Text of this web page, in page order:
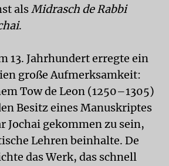
alsMidrasch de Rabbi
.
13. Jahrhundert erregte ein
große Aufmerksamkeit:
Tow de Leon (1250–1305)
Besitz eines Manuskriptes
Jochai gekommen zu sein,
Lehren beinhalte. De
das Werk, das schnell